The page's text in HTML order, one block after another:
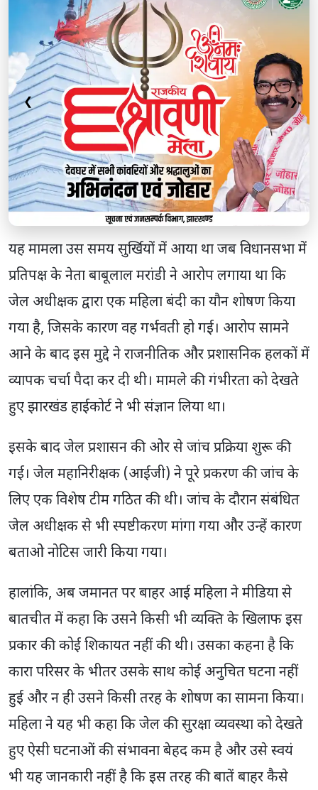
❮ ❯
यह मामला उस समय सुर्खियों में आया था जब विधानसभा में
प्रतिपक्ष के नेता बाबूलाल मरांडी ने आरोप लगाया था कि
जेल अधीक्षक द्वारा एक महिला बंदी का यौन शोषण किया
गया है, जिसके कारण वह गर्भवती हो गई। आरोप सामने
आने के बाद इस मुद्दे ने राजनीतिक और प्रशासनिक हलकों में
व्यापक चर्चा पैदा कर दी थी। मामले की गंभीरता को देखते
हुए झारखंड हाईकोर्ट ने भी संज्ञान लिया था।
इसके बाद जेल प्रशासन की ओर से जांच प्रक्रिया शुरू की
गई। जेल महानिरीक्षक (आईजी) ने पूरे प्रकरण की जांच के
लिए एक विशेष टीम गठित की थी। जांच के दौरान संबंधित
जेल अधीक्षक से भी स्पष्टीकरण मांगा गया और उन्हें कारण
बताओ नोटिस जारी किया गया।
हालांकि, अब जमानत पर बाहर आई महिला ने मीडिया से
बातचीत में कहा कि उसने किसी भी व्यक्ति के खिलाफ इस
प्रकार की कोई शिकायत नहीं की थी। उसका कहना है कि
कारा परिसर के भीतर उसके साथ कोई अनुचित घटना नहीं
हुई और न ही उसने किसी तरह के शोषण का सामना किया।
महिला ने यह भी कहा कि जेल की सुरक्षा व्यवस्था को देखते
हुए ऐसी घटनाओं की संभावना बेहद कम है और उसे स्वयं
भी यह जानकारी नहीं है कि इस तरह की बातें बाहर कैसे